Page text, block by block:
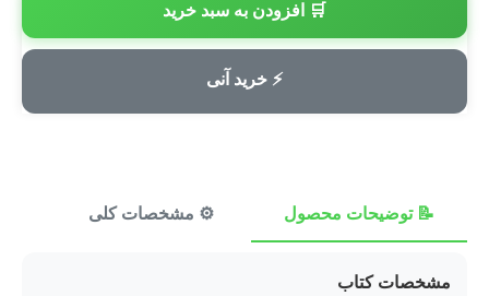
🛒 افزودن به سبد خرید
⚡ خرید آنی
💳 پرداخت امن
📝 توضیحات محصول ⚙️ مشخصات کلی
مشخصات کتاب